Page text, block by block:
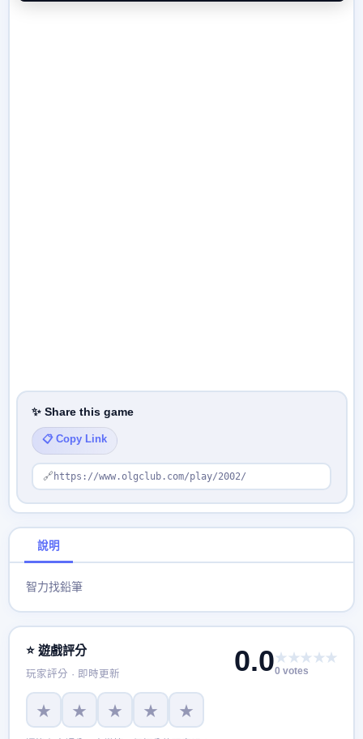
✨ Share this game
📋 Copy Link
🔗 https://www.olgclub.com/play/2002/
說明
智力找鉛筆
⭐ 遊戲評分
玩家評分 · 即時更新 0.0★★★★★
0 votes
★ ★ ★ ★ ★